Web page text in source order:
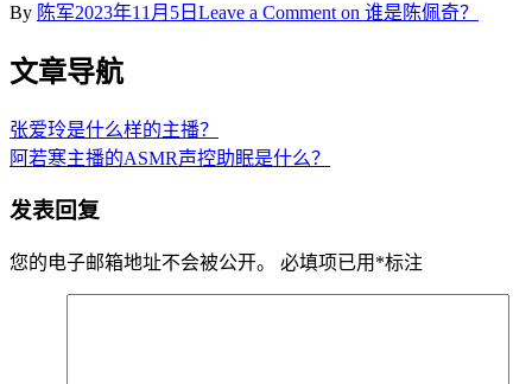
By 陈军2023年11月5日 Leave a Comment on 谁是陈佩奇？
文章导航
张爱玲是什么样的主播？
阿若寒主播的ASMR声控助眠是什么？
发表回复
您的电子邮箱地址不会被公开。 必填项已用 *标注